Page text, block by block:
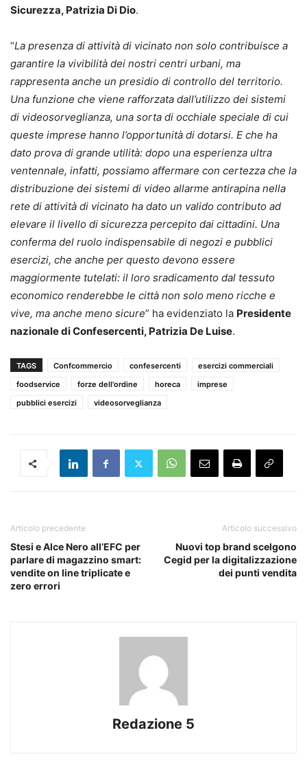
Sicurezza, Patrizia Di Dio.
“La presenza di attività di vicinato non solo contribuisce a
garantire la vivibilità dei nostri centri urbani, ma
rappresenta anche un presidio di controllo del territorio.
Una funzione che viene rafforzata dall’utilizzo dei sistemi
di videosorveglianza, una sorta di occhiale speciale di cui
queste imprese hanno l’opportunità di dotarsi. E che ha
dato prova di grande utilità: dopo una esperienza ultra
ventennale, infatti, possiamo affermare con certezza che la
distribuzione dei sistemi di video allarme antirapina nella
rete di attività di vicinato ha dato un valido contributo ad
elevare il livello di sicurezza percepito dai cittadini. Una
conferma del ruolo indispensabile di negozi e pubblici
esercizi, che anche per questo devono essere
maggiormente tutelati: il loro sradicamento dal tessuto
economico renderebbe le città non solo meno ricche e
vive, ma anche meno sicure” ha evidenziato la Presidente
nazionale di Confesercenti, Patrizia De Luise.
TAGS Confcommercio confesercenti
esercizi commerciali
foodservice
forze dell'ordine horeca
imprese
pubblici esercizi
videosorveglianza
Articolo precedente
Stesi e Alce Nero all’EFC per
parlare di magazzino smart:
vendite on line triplicate e
zero errori
Articolo successivo
Nuovi top brand scelgono
Cegid per la digitalizzazione
dei punti vendita
Redazione 5